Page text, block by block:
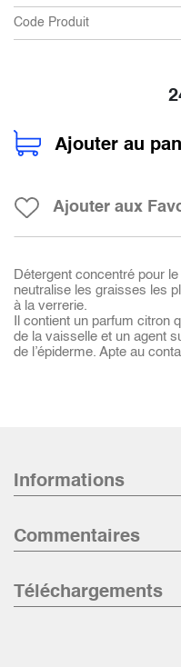
Code Produit
Ajouter au
Ajouter aux
Détergent concentré pour
neutralise les graisses les
à la verrerie.
Il contient un parfum citron
de la vaisselle et un agent
de l’épiderme. Apte au
Informations
Commentaires
Téléchargements